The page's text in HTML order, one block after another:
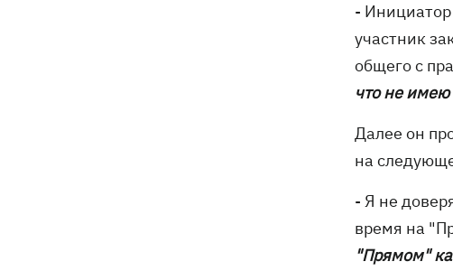
- Инициатор
участник
общего с
что не
Далее он
на
- Я не
время на
"Прямом"